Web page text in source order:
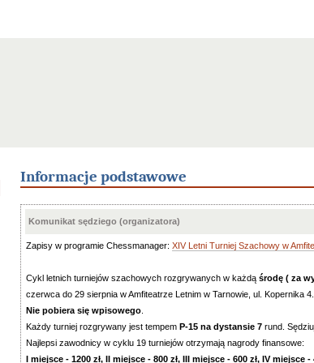
Informacje podstawowe
Komunikat sędziego (organizatora)
Zapisy w programie Chessmanager: XIV Letni Turniej Szachowy w
Cykl letnich turniejów szachowych rozgrywanych w każdą środę ( za
czerwca do 29 sierpnia w Amfiteatrze Letnim w Tarnowie, ul. Kopernika 4.
Nie pobiera się wpisowego
Każdy turniej rozgrywany jest tempem P-15 na dystansie 7 rund.
Najlepsi zawodnicy w cyklu 19 turniejów otrzymają nagrody finansowe:
I miejsce - 1200 zł, II miejsce - 800 zł, III miejsce - 600 zł, IV miejsce -